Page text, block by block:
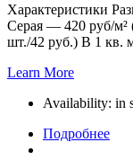
Характеристики
Серая — 420 руб/м²
шт./42 руб.) В 1 кв.
Learn More
Availability: in
Подробнее